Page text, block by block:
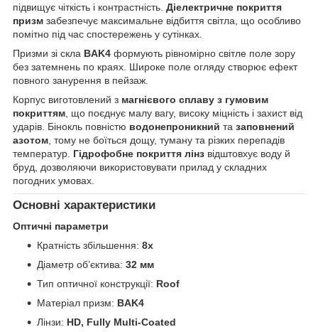
підвищує чіткість і контрастність. Діелектричне покриття
призм забезпечує максимальне відбиття світла, що особливо
помітно під час спостережень у сутінках.
Призми зі скла BAK4 формують рівномірно світле поле зору
без затемнень по краях. Широке поле огляду створює ефект
повного занурення в пейзаж.
Корпус виготовлений з магнієвого сплаву з гумовим
покриттям , що поєднує малу вагу, високу міцність і захист від
ударів. Бінокль повністю водонепроникний та заповнений
азотом , тому не боїться дощу, туману та різких перепадів
температур. Гідрофобне покриття лінз відштовхує воду й
бруд, дозволяючи використовувати прилад у складних
погодних умовах.
Основні характеристики
Оптичні параметри
Кратність збільшення: 8x
Діаметр об’єктива: 32 мм
Тип оптичної конструкції: Roof
Матеріал призм: BAK4
Лінзи: HD, Fully Multi-Coated